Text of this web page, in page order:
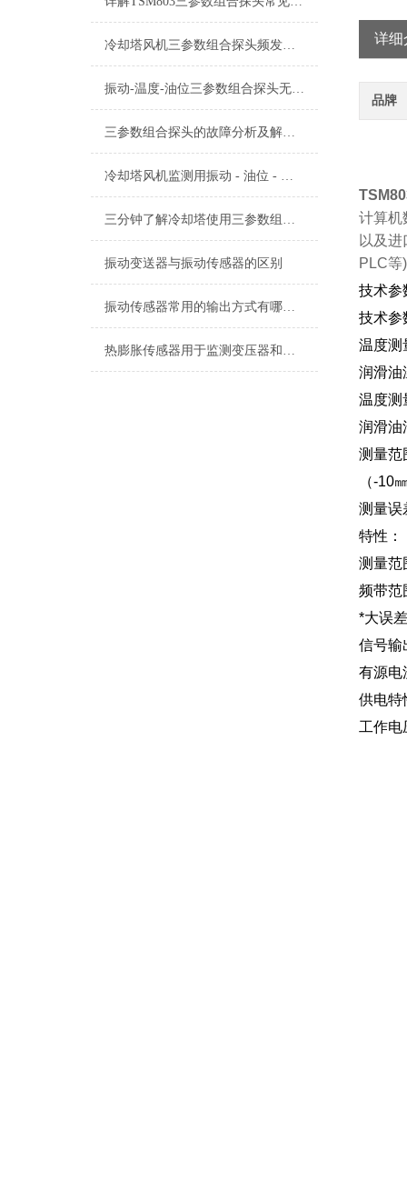
冷却塔风机三参数组合探头频发异常？振动、温度、油位故障分步自检+判断
振动-温度-油位三参数组合探头无信号故障原因有哪些？
三参数组合探头的故障分析及解决方法
冷却塔风机监测用振动 - 油位 - 油温三参数组合探头的使用及注意事项
三分钟了解冷却塔使用三参数组合探头
振动变送器与振动传感器的区别
振动传感器常用的输出方式有哪些？
热膨胀传感器用于监测变压器和电缆的温升，防止过热造成损害
详细
品牌
计算机
以及
PLC等
技术参
技术参
温度测
润滑油
温度测
润滑油
测量范
（-10
测量误
特性：
测量范
频带范
*大误
信号输
有源电
供电特
工作电